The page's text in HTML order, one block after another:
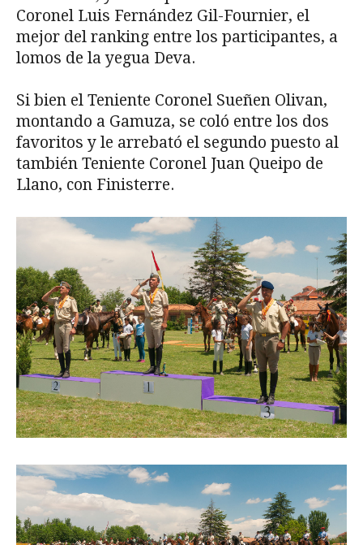
Coronel Luis Fernández Gil-Fournier, el
mejor del ranking entre los participantes, a
lomos de la yegua Deva.
Si bien el Teniente Coronel Sueñen Olivan,
montando a Gamuza, se coló entre los dos
favoritos y le arrebató el segundo puesto al
también Teniente Coronel Juan Queipo de
Llano, con Finisterre.